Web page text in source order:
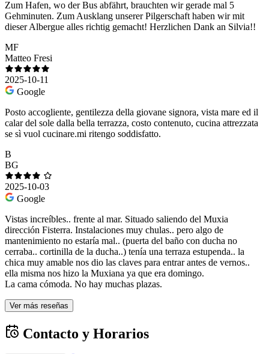
Zum Hafen, wo der Bus abfährt, brauchten wir gerade mal 5
Gehminuten. Zum Ausklang unserer Pilgerschaft haben wir mit
dieser Albergue alles richtig gemacht! Herzlichen Dank an Silvia!!
MF
Matteo Fresi
2025-10-11
Google
Posto accogliente, gentilezza della giovane signora, vista mare ed il
calar del sole dalla bella terrazza, costo contenuto, cucina attrezzata
se sì vuol cucinare.mi ritengo soddisfatto.
B
BG
2025-10-03
Google
Vistas increíbles.. frente al mar. Situado saliendo del Muxia
dirección Fisterra. Instalaciones muy chulas.. pero algo de
mantenimiento no estaría mal.. (puerta del baño con ducha no
cerraba.. cortinilla de la ducha..) tenía una terraza estupenda.. la
chica muy amable nos dio las claves para entrar antes de vernos..
ella misma nos hizo la Muxiana ya que era domingo.
La cama cómoda. No hay muchas plazas.
Ver más reseñas
Contacto y Horarios